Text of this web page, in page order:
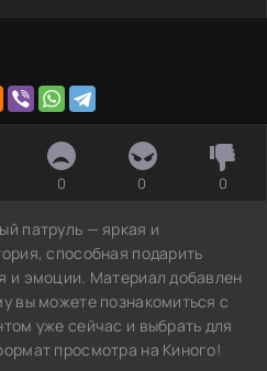
0 0 0
патруль — яркая и
способная подарить
и эмоции. Материал добавлен
вы можете познакомиться с
уже сейчас и выбрать для
просмотра на Киного!